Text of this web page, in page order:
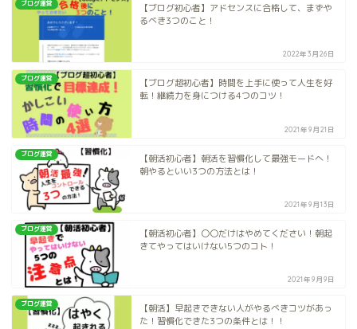
ブログ運営
【ブログ初心者】アドセンスに合格して、まずや
るべき3つのこと！
2022年3月26日
ブログ運営
【ブログ超初心者】時間を上手に使って人生を好
転！継続力を身につける4つのコツ！
2021年9月21日
ブログ運営
【朝活初心者】朝活を習慣化して最強モードへ！
朝やるといい3つの方法とは！
2021年9月13日
ブログ運営
【朝活初心者】〇〇だけはやめてください！朝起
きてやってはいけない5つのコト！
2021年9月9日
ブログ運営
【朝活】早起きできない人がやるべきコツがあっ
た！習慣化できた3つの条件とは！！